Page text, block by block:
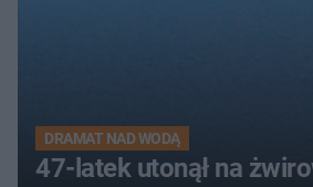
DRAMAT NAD WODĄ
47-latek utonął na